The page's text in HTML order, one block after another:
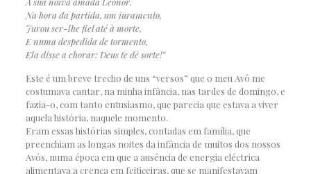
Na hora da partida, um juramento,
Jurou ser-lhe fiel até à morte,
E numa despedida de tormento,
Ela disse a chorar: Deus te dê sorte!”
Este é um breve trecho de uns “versos” que o meu Avô me
costumava cantar, na minha infância, nas tardes de domingo, e
fazia-o, com tanto entusiasmo, que parecia que estava a viver
aquela história, naquele momento.
Eram essas histórias simples, contadas em família, que
preenchiam as longas noites da infância de muitos dos nossos
Avós, numa época em que a ausência de energia eléctrica
alimentava a crença em feiticeiras, que se manifestavam